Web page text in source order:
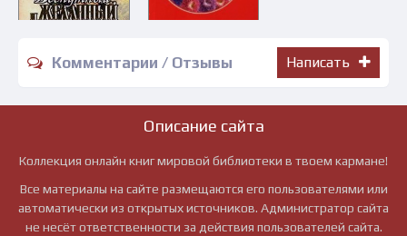
Комментарии / Отзывы Написать
Описание сайта
Коллекция онлайн книг мировой библиотеки в твоем кармане!
Все материалы на сайте размещаются его пользователями или
автоматически из открытых источников. Администратор сайта
не несёт ответственности за действия пользователей сайта.